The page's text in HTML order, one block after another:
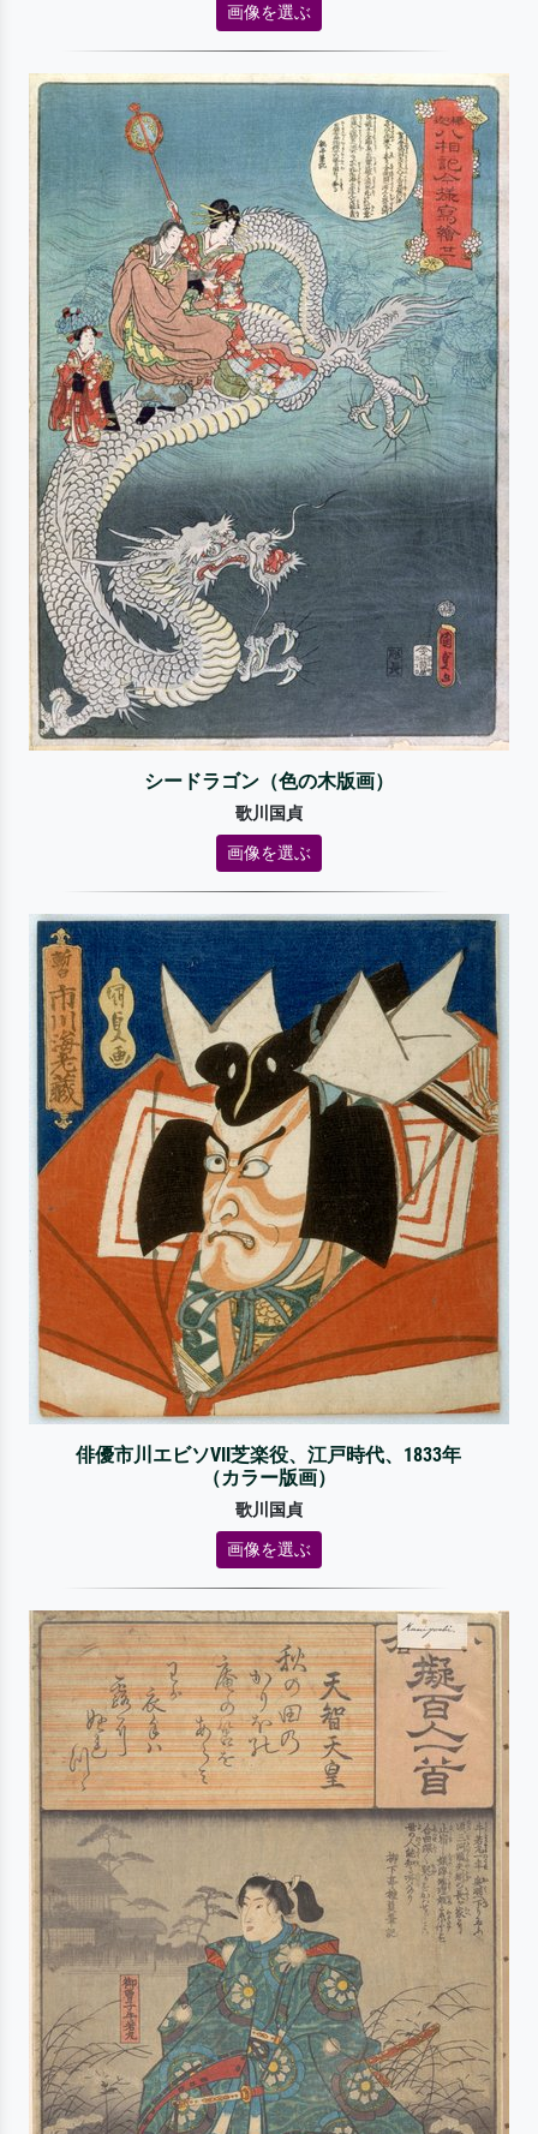
画像を選ぶ
シードラゴン（色の木版画）
歌川国貞
画像を選ぶ
俳優市川エビソVII芝楽役、江戸時代、1833年
（カラー版画）
歌川国貞
画像を選ぶ